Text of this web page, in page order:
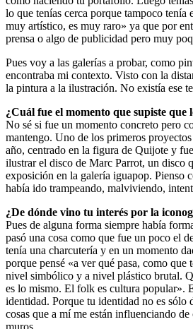
lo que tenías cerca porque tampoco
muy artístico, es muy raro» ya que por
prensa o algo de publicidad pero muy
Pues voy a las galerías a probar, como
encontraba mi contexto. Visto con la
la pintura a la ilustración. No existía ese
¿Cuál fue el momento que supiste
No sé si fue un momento concreto pero
mantengo. Uno de los primeros
año, centrado en la figura de Quijote y
ilustrar el disco de Marc Parrot, un disco
exposición en la galería iguapop. Pienso
había ido trampeando, malviviendo,
¿De dónde vino tu interés por la
Pues de alguna forma siempre había
pasó una cosa como que fue un poco el
tenía una charcutería y en un momento
porque pensé «a ver qué pasa, como
nivel simbólico y a nivel plástico brutal.
es lo mismo. El folk es cultura popular».
identidad. Porque tu identidad no es sólo
cosas que a mí me están influenciando
muros.